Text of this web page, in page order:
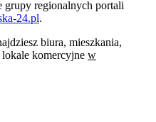
grupy regionalnych portali
24.pl.
biura, mieszkania,
komercyjne w